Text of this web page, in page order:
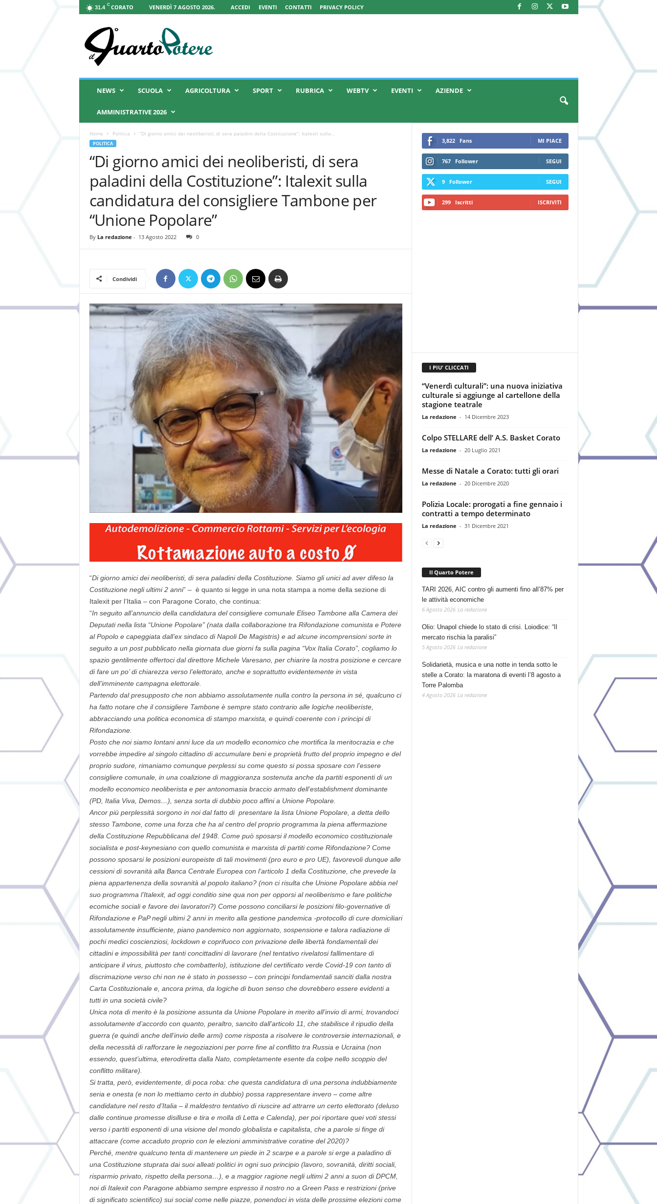
31.4 C CORATO VENERDÌ 7 AGOSTO 2026. ACCEDI EVENTI CONTATTI PRIVACY POLICY
Q
NEWS SCUOLA AGRICOLTURA SPORT RUBRICA WEBTV EVENTI AZIENDE
AMMINISTRATIVE 2026
Home Politica “Di giorno amici dei neoliberisti, di sera paladini della Costituzione”: Italexit sulla...
POLITICA
“Di giorno amici dei neoliberisti, di sera
paladini della Costituzione”: Italexit sulla
candidatura del consigliere Tambone per
“Unione Popolare”
By La redazione - 13 Agosto 2022 0
Condividi
“Di giorno amici dei neoliberisti, di sera paladini della Costituzione. Siamo gli unici ad aver difeso la
Costituzione negli ultimi 2 anni” – è quanto si legge in una nota stampa a nome della sezione di
Italexit per l’Italia – con Paragone Corato, che continua:
“In seguito all’annuncio della candidatura del consigliere comunale Eliseo Tambone alla Camera dei
Deputati nella lista “Unione Popolare” (nata dalla collaborazione tra Rifondazione comunista e Potere
al Popolo e capeggiata dall’ex sindaco di Napoli De Magistris) e ad alcune incomprensioni sorte in
seguito a un post pubblicato nella giornata due giorni fa sulla pagina “Vox Italia Corato”, cogliamo lo
spazio gentilmente offertoci dal direttore Michele Varesano, per chiarire la nostra posizione e cercare
di fare un po’ di chiarezza verso l’elettorato, anche e soprattutto evidentemente in vista
dell’imminente campagna elettorale.
Partendo dal presupposto che non abbiamo assolutamente nulla contro la persona in sé, qualcuno ci
ha fatto notare che il consigliere Tambone è sempre stato contrario alle logiche neoliberiste,
abbracciando una politica economica di stampo marxista, e quindi coerente con i principi di
Rifondazione.
Posto che noi siamo lontani anni luce da un modello economico che mortifica la meritocrazia e che
vorrebbe impedire al singolo cittadino di accumulare beni e proprietà frutto del proprio impegno e del
proprio sudore, rimaniamo comunque perplessi su come questo si possa sposare con l’essere
consigliere comunale, in una coalizione di maggioranza sostenuta anche da partiti esponenti di un
modello economico neoliberista e per antonomasia braccio armato dell’establishment dominante
(PD, Italia Viva, Demos…), senza sorta di dubbio poco affini a Unione Popolare.
Ancor più perplessità sorgono in noi dal fatto di presentare la lista Unione Popolare, a detta dello
stesso Tambone, come una forza che ha al centro del proprio programma la piena affermazione
della Costituzione Repubblicana del 1948. Come può sposarsi il modello economico costituzionale
socialista e post-keynesiano con quello comunista e marxista di partiti come Rifondazione? Come
possono sposarsi le posizioni europeiste di tali movimenti (pro euro e pro UE), favorevoli dunque alle
cessioni di sovranità alla Banca Centrale Europea con l’articolo 1 della Costituzione, che prevede la
piena appartenenza della sovranità al popolo italiano? (non ci risulta che Unione Popolare abbia nel
suo programma l’Italexit, ad oggi conditio sine qua non per opporsi al neoliberismo e fare politiche
ecomiche sociali e favore dei lavoratori?) Come possono conciliarsi le posizioni filo-governative di
Rifondazione e PaP negli ultimi 2 anni in merito alla gestione pandemica -protocollo di cure domiciliari
assolutamente insufficiente, piano pandemico non aggiornato, sospensione e talora radiazione di
pochi medici coscienziosi, lockdown e coprifuoco con privazione delle libertà fondamentali dei
cittadini e impossibilità per tanti concittadini di lavorare (nel tentativo rivelatosi fallimentare di
anticipare il virus, piuttosto che combatterlo), istituzione del certificato verde Covid-19 con tanto di
discrimazione verso chi non ne è stato in possesso – con principi fondamentali sanciti dalla nostra
Carta Costituzionale e, ancora prima, da logiche di buon senso che dovrebbero essere evidenti a
tutti in una società civile?
Unica nota di merito è la posizione assunta da Unione Popolare in merito all’invio di armi, trovandoci
assolutamente d’accordo con quanto, peraltro, sancito dall’articolo 11, che stabilisce il ripudio della
guerra (e quindi anche dell’invio delle armi) come risposta a risolvere le controversie internazionali, e
della necessità di rafforzare le negoziazioni per porre fine al conflitto tra Russia e Ucraina (non
essendo, quest’ultima, eterodiretta dalla Nato, completamente esente da colpe nello scoppio del
conflitto militare).
Si tratta, però, evidentemente, di poca roba: che questa candidatura di una persona indubbiamente
seria e onesta (e non lo mettiamo certo in dubbio) possa rappresentare invero – come altre
candidature nel resto d’Italia – il maldestro tentativo di riuscire ad attrarre un certo elettorato (deluso
dalle continue promesse disilluse e tira e molla di Letta e Calenda), per poi riportare quei voti stessi
verso i partiti esponenti di una visione del mondo globalista e capitalista, che a parole si finge di
attaccare (come accaduto proprio con le elezioni amministrative coratine del 2020)?
Perché, mentre qualcuno tenta di mantenere un piede in 2 scarpe e a parole si erge a paladino di
una Costituzione stuprata dai suoi alleati politici in ogni suo principio (lavoro, sovranità, diritti sociali,
risparmio privato, rispetto della persona…), e a maggior ragione negli ultimi 2 anni a suon di DPCM,
noi di Italexit con Paragone abbiamo sempre espresso il nostro no a Green Pass e restrizioni (prive
di significato scientifico) sui social come nelle piazze, ponendoci in vista delle prossime elezioni come
3,822 Fans MI PIACE
767 Follower SEGUI
9 Follower SEGUI
299 Iscritti ISCRIVITI
I PIU' CLICCATI
“Venerdì culturali”: una nuova iniziativa
culturale si aggiunge al cartellone della
stagione teatrale
La redazione - 14 Dicembre 2023
Colpo STELLARE dell’ A.S. Basket Corato
La redazione - 20 Luglio 2021
Messe di Natale a Corato: tutti gli orari
La redazione - 20 Dicembre 2020
Polizia Locale: prorogati a fine gennaio i
contratti a tempo determinato
La redazione - 31 Dicembre 2021
Il Quarto Potere
TARI 2026, AIC contro gli aumenti fino all’87% per
le attività economiche
6 Agosto 2026 La redazione
Olio: Unapol chiede lo stato di crisi. Loiodice: “Il
mercato rischia la paralisi”
5 Agosto 2026 La redazione
Solidarietà, musica e una notte in tenda sotto le
stelle a Corato: la maratona di eventi l’8 agosto a
Torre Palomba
4 Agosto 2026 La redazione